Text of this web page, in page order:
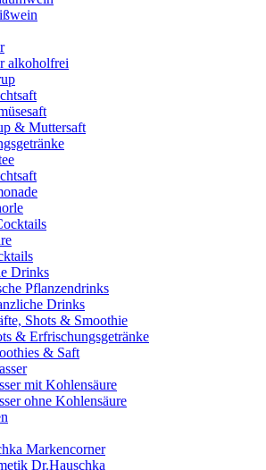
alkoholfrei
& Muttersaft
Drinks
Pflanzendrinks
Drinks
Shots & Smoothie
& Erfrischungsgetränke
& Saft
mit Kohlensäure
ohne Kohlensäure
Markencorner
Dr.Hauschka